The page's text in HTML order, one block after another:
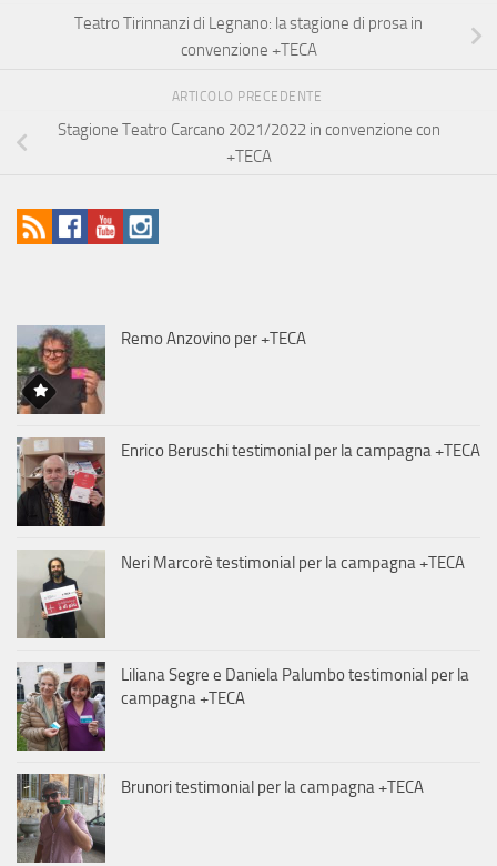
Teatro Tirinnanzi di Legnano: la stagione di prosa in
convenzione +TECA
ARTICOLO PRECEDENTE
Stagione Teatro Carcano 2021/2022 in convenzione con
+TECA
Remo Anzovino per +TECA
Enrico Beruschi testimonial per la campagna +TECA
Neri Marcorè testimonial per la campagna +TECA
Liliana Segre e Daniela Palumbo testimonial per la
campagna +TECA
Brunori testimonial per la campagna +TECA